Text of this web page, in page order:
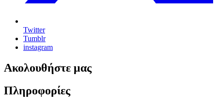
Twitter
Tumblr
instagram
Ακολουθήστε μας
Πληροφορίες